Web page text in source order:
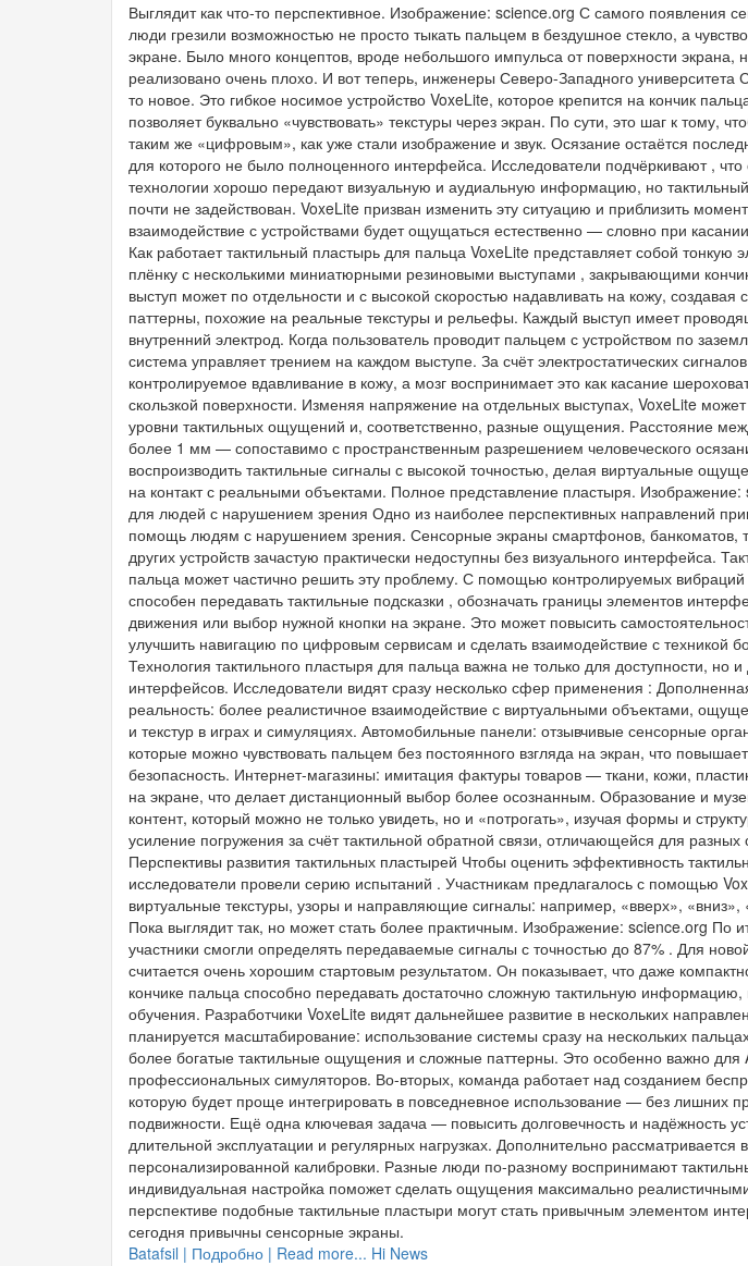
Выглядит как что-то перспективное. Изображение: science.org С самого появления
люди грезили возможностью не просто тыкать пальцем в бездушное стекло, а
экране. Было много концептов, вроде небольшого импульса от поверхности экрана,
реализовано очень плохо. И вот теперь, инженеры Северо-Западного университета
то новое. Это гибкое носимое устройство VoxeLite, которое крепится на кончик
позволяет буквально «чувствовать» текстуры через экран. По сути, это шаг к тому,
таким же «цифровым», как уже стали изображение и звук. Осязание остаётся
для которого не было полноценного интерфейса. Исследователи подчёркивают ,
технологии хорошо передают визуальную и аудиальную информацию, но
почти не задействован. VoxeLite призван изменить эту ситуацию и приблизить
взаимодействие с устройствами будет ощущаться естественно — словно при
Как работает тактильный пластырь для пальца VoxeLite представляет собой тонкую
плёнку с несколькими миниатюрными резиновыми выступами , закрывающими
выступ может по отдельности и с высокой скоростью надавливать на кожу, создавая
паттерны, похожие на реальные текстуры и рельефы. Каждый выступ имеет
внутренний электрод. Когда пользователь проводит пальцем с устройством по
система управляет трением на каждом выступе. За счёт электростатических
контролируемое вдавливание в кожу, а мозг воспринимает это как касание
скользкой поверхности. Изменяя напряжение на отдельных выступах, VoxeLite
уровни тактильных ощущений и, соответственно, разные ощущения. Расстояние
более 1 мм — сопоставимо с пространственным разрешением человеческого
воспроизводить тактильные сигналы с высокой точностью, делая виртуальные
на контакт с реальными объектами. Полное представление пластыря.
для людей с нарушением зрения Одно из наиболее перспективных направлений
помощь людям с нарушением зрения. Сенсорные экраны смартфонов, банкоматов,
других устройств зачастую практически недоступны без визуального интерфейса.
пальца может частично решить эту проблему. С помощью контролируемых
способен передавать тактильные подсказки , обозначать границы элементов
движения или выбор нужной кнопки на экране. Это может повысить
улучшить навигацию по цифровым сервисам и сделать взаимодействие с техникой
Технология тактильного пластыря для пальца важна не только для доступности, но
интерфейсов. Исследователи видят сразу несколько сфер применения :
реальность: более реалистичное взаимодействие с виртуальными объектами,
и текстур в играх и симуляциях. Автомобильные панели: отзывчивые сенсорные
которые можно чувствовать пальцем без постоянного взгляда на экран, что
безопасность. Интернет-магазины: имитация фактуры товаров — ткани, кожи,
на экране, что делает дистанционный выбор более осознанным. Образование и
контент, который можно не только увидеть, но и «потрогать», изучая формы и
усиление погружения за счёт тактильной обратной связи, отличающейся для разных
Перспективы развития тактильных пластырей Чтобы оценить эффективность
исследователи провели серию испытаний . Участникам предлагалось с помощью
виртуальные текстуры, узоры и направляющие сигналы: например, «вверх», «вниз»,
Пока выглядит так, но может стать более практичным. Изображение: science.org По
участники смогли определять передаваемые сигналы с точностью до 87% . Для
считается очень хорошим стартовым результатом. Он показывает, что даже
кончике пальца способно передавать достаточно сложную тактильную информацию,
обучения. Разработчики VoxeLite видят дальнейшее развитие в нескольких
планируется масштабирование: использование системы сразу на нескольких
более богатые тактильные ощущения и сложные паттерны. Это особенно важно для
профессиональных симуляторов. Во-вторых, команда работает над созданием
которую будет проще интегрировать в повседневное использование — без лишних
подвижности. Ещё одна ключевая задача — повысить долговечность и надёжность
длительной эксплуатации и регулярных нагрузках. Дополнительно рассматривается
персонализированной калибровки. Разные люди по-разному воспринимают
индивидуальная настройка поможет сделать ощущения максимально
перспективе подобные тактильные пластыри могут стать привычным элементом
сегодня привычны сенсорные экраны.
Batafsil | Подробно | Read more... Hi News